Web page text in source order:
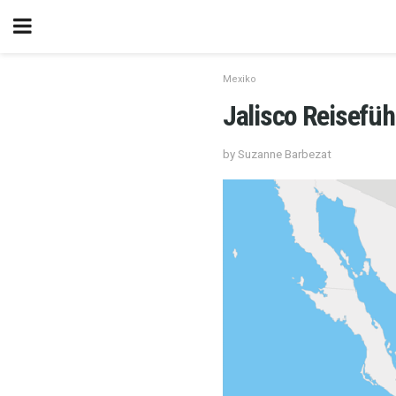
Mexiko
Jalisco
by Suzanne Barbezat